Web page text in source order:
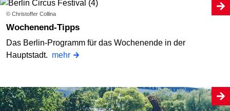
© Christoffer Collina
Wochenend-Tipps
Das Berlin-Programm für das Wochenende in der
Hauptstadt. mehr